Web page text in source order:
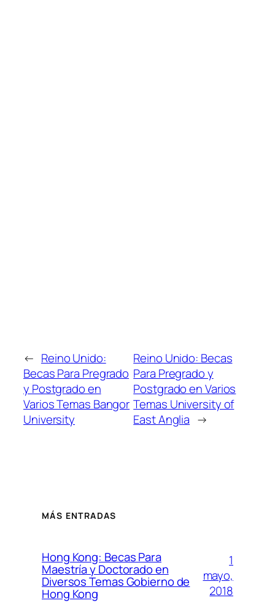
← Reino Unido:
Becas Para Pregrado
y Postgrado en
Varios Temas Bangor
University
Reino Unido: Becas
Para Pregrado y
Postgrado en Varios
Temas University of
East Anglia →
MÁS ENTRADAS
Hong Kong: Becas Para
Maestría y Doctorado en
Diversos Temas Gobierno de
Hong Kong
1
mayo,
2018